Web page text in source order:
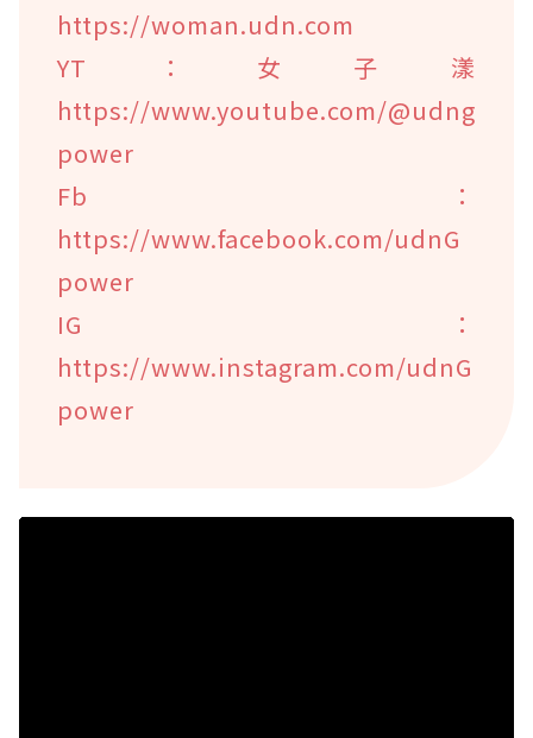
https://woman.udn.com
YT：女子漾
https://www.youtube.com/@udng
power
Fb：
https://www.facebook.com/udnG
power
IG：
https://www.instagram.com/udnG
power